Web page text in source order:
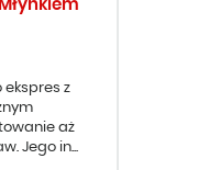
ekspres z
aż
Jego in...